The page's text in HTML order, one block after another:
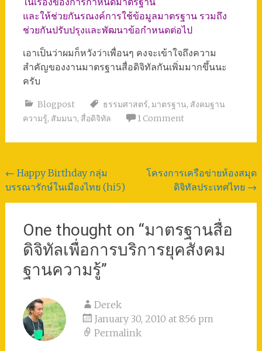
และให้ช่วยกันรณงค์การใช้ข้อมูลมาตรฐาน รวมถึง
ช่วยกันปรับปรุงและพัฒนาข้อกำหนดต่อไป
เอาเป็นว่าผมก็หวังว่าเพื่อนๆ คงจะเข้าใจถึงความ
สำคัญของงานมาตรฐานสื่อดิจิทัลกันเพิ่มมากขึ้นนะ
ครับ
Blogpost ธรรมศาสตร์, มาตรฐาน, สังคมฐาน
ความรู้, สัมมนา, สื่อดิจิทัล 1 Comment
Post
navigation
← Happy Birthday กลุ่ม
บรรณารักษ์ในเมืองไทย (hi5)
โครงการเครือข่ายห้องสมุด
ดิจิทัลประเทศไทย →
One thought on “มาตรฐานสื่อ
ดิจิทัลเพื่อการบริการยุคสังคม
ฐานความรู้”
Derek
January 30, 2010 at 8:56 pm
Permalink